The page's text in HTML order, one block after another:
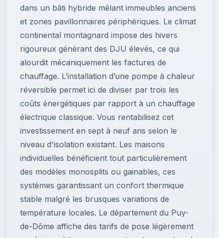
dans un bâti hybride mêlant immeubles anciens
et zones pavillonnaires périphériques. Le climat
continental montagnard impose des hivers
rigoureux générant des DJU élevés, ce qui
alourdit mécaniquement les factures de
chauffage. L’installation d’une pompe à chaleur
réversible permet ici de diviser par trois les
coûts énergétiques par rapport à un chauffage
électrique classique. Vous rentabilisez cet
investissement en sept à neuf ans selon le
niveau d'isolation existant. Les maisons
individuelles bénéficient tout particulièrement
des modèles monosplits ou gainables, ces
systèmes garantissant un confort thermique
stable malgré les brusques variations de
température locales. Le département du Puy-
de-Dôme affiche des tarifs de pose légèrement